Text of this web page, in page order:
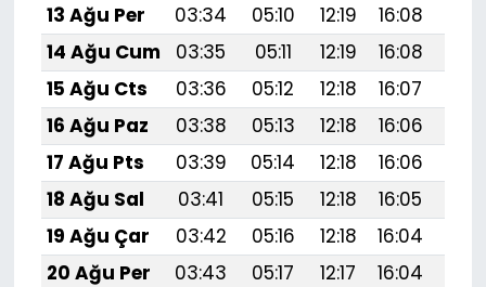
13 Ağu Per
03:34 05:10 12:19 16:08
14 Ağu Cum
03:35 05:11 12:19 16:08
15 Ağu Cts
03:36 05:12 12:18 16:07
16 Ağu Paz
03:38 05:13 12:18 16:06
17 Ağu Pts
03:39 05:14 12:18 16:06
18 Ağu Sal
03:41 05:15 12:18 16:05
19 Ağu Çar
03:42 05:16 12:18 16:04
20 Ağu Per
03:43 05:17 12:17 16:04